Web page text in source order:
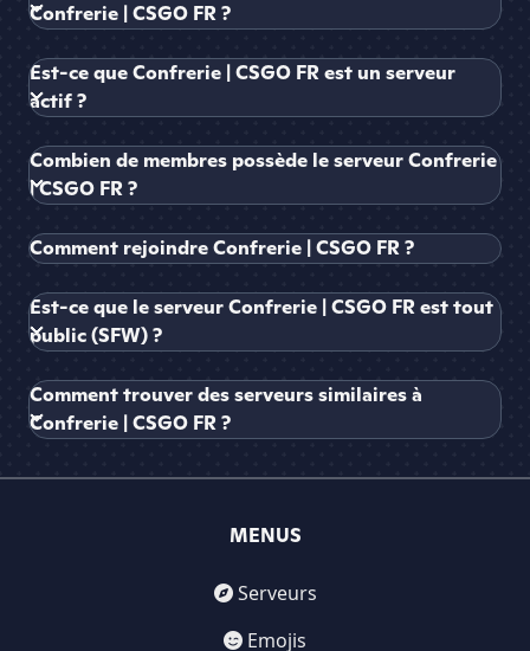
Confrerie | CSGO FR ?
Est-ce que Confrerie | CSGO FR est un serveur
actif ?
Combien de membres possède le serveur Confrerie
| CSGO FR ?
Comment rejoindre Confrerie | CSGO FR ?
Est-ce que le serveur Confrerie | CSGO FR est tout
public (SFW) ?
Comment trouver des serveurs similaires à
Confrerie | CSGO FR ?
MENUS
Serveurs
Emojis